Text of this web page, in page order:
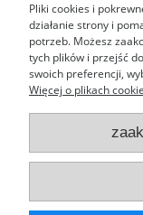
Pliki cookies i
działanie strony i
potrzeb. Możesz
tych plików i przejść
swoich preferencji,
Więcej o plikach